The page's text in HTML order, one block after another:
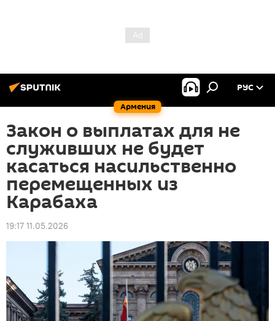
Армения
РУС
Закон о выплатах для не
служивших не будет
касаться насильственно
перемещенных из
Карабаха
19:17 11.05.2026